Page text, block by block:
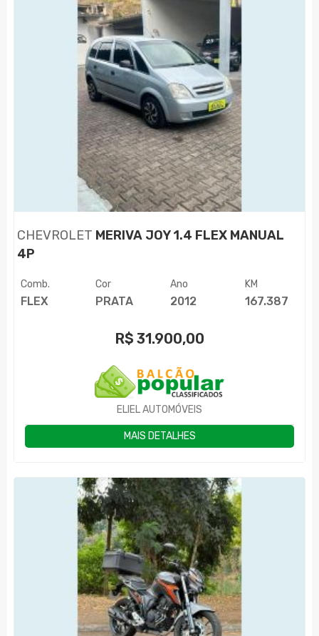
CHEVROLET MERIVA JOY 1.4 FLEX MANUAL
4P
Comb.
FLEX
Cor
PRATA
Ano
2012
KM
167.387
R$ 31.900,00
ELIEL AUTOMÓVEIS
MAIS DETALHES